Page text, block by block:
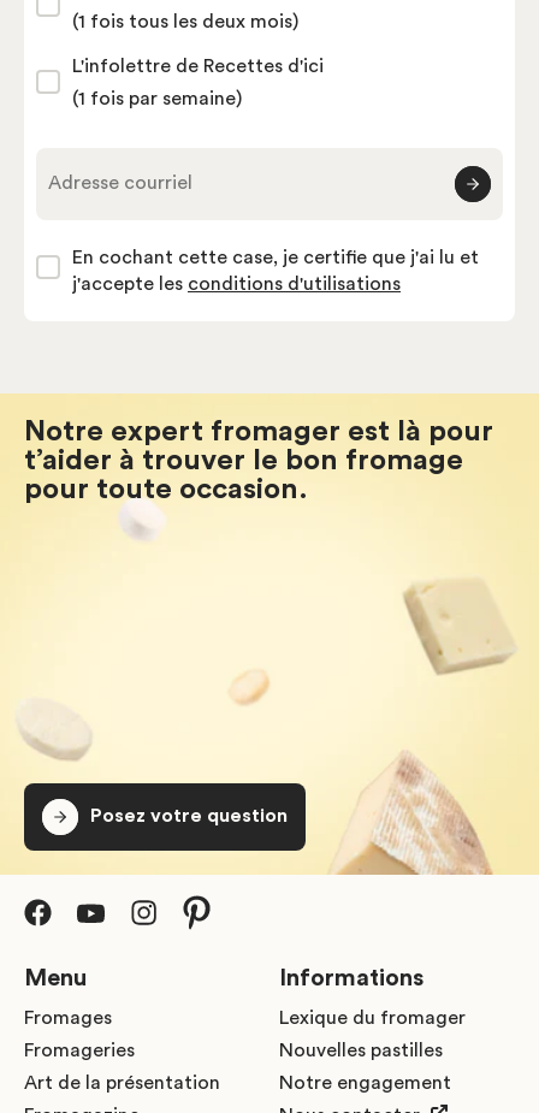
(1 fois tous les deux mois)
L'infolettre de Recettes d'ici
(1 fois par semaine)
Adresse courriel
En cochant cette case, je certifie que j'ai lu et
j'accepte les conditions d'utilisations
Notre expert fromager est là pour
t’aider à trouver le bon fromage
pour toute occasion.
Posez votre question
Menu
Fromages
Fromageries
Art de la présentation
Informations
Lexique du fromager
Nouvelles pastilles
Notre engagement